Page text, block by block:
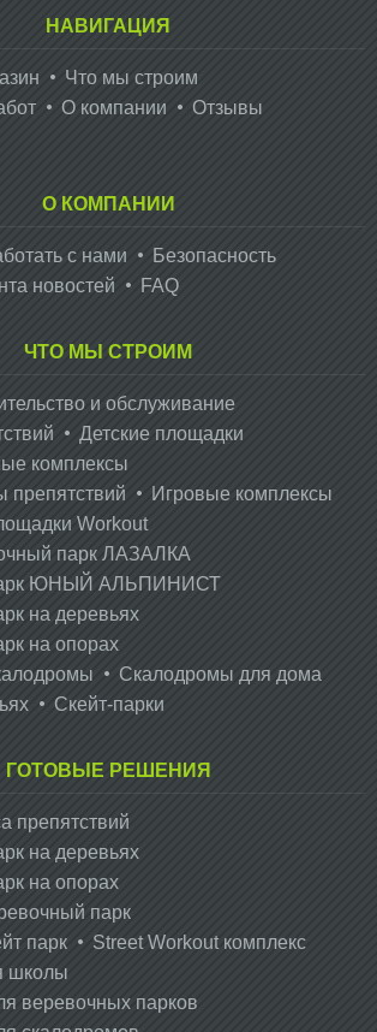
НАВИГАЦИЯ
Что мы строим
О компании
Отзывы
О КОМПАНИИ
с нами
Безопасность
новостей FAQ
ЧТО МЫ СТРОИМ
и обслуживание
Детские площадки
комплексы
препятствий
Игровые комплексы
Workout
парк ЛАЗАЛКА
ЮНЫЙ АЛЬПИНИСТ
на деревьях
на опорах
Скалодромы для дома
Скейт-парки
ГОТОВЫЕ РЕШЕНИЯ
препятствий
на деревьях
на опорах
парк
парк
Street Workout комплекс
школы
веревочных парков